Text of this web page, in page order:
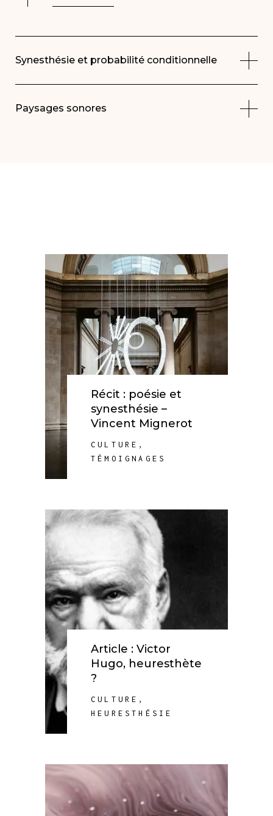
Synesthésie et probabilité conditionnelle
Paysages sonores
Récit : poésie et
synesthésie –
Vincent Mignerot
CULTURE ,
TÉMOIGNAGES
Article : Victor
Hugo, heuresthète
?
CULTURE ,
HEURESTHÉSIE